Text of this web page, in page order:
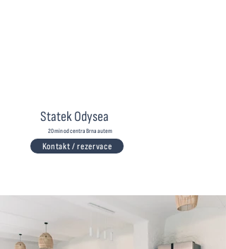
Statek Odysea
20 min od centra Brna autem
Kontakt / rezervace